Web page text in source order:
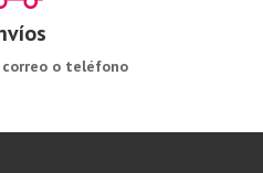
o teléfono